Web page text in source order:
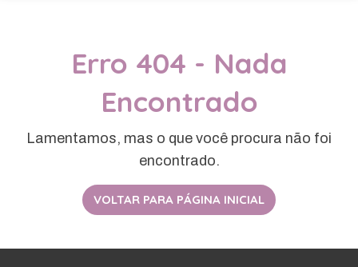
Erro 404 - Nada
Encontrado
Lamentamos, mas o que você procura não foi
encontrado.
VOLTAR PARA PÁGINA INICIAL